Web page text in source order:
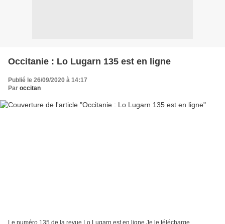
Occitanie : Lo Lugarn 135 est en ligne
Publié le 26/09/2020 à 14:17
Par occitan
Le numéro 135 de la revue Lo Lugarn est en ligne Je le télécharge